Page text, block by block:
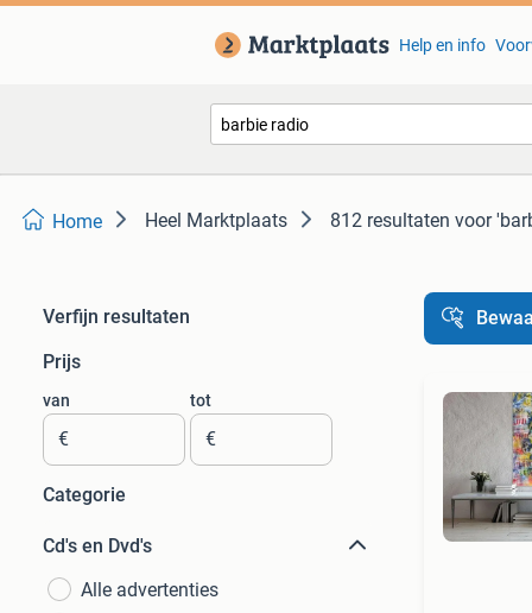
Help en info
Home Heel Marktplaats 812 resultaten voor
Verfijn resultaten
Prijs
van
€
tot
€
Categorie
Cd's en Dvd's
Alle advertenties